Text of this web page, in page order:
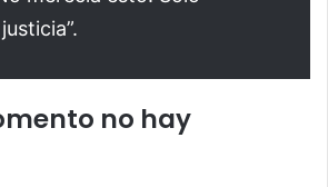
no hay